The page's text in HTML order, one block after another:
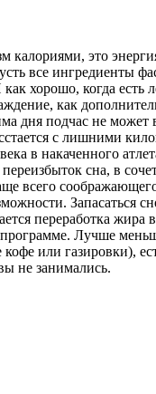
это
все ингредиенты
хорошо, когда есть
как
подчас не может
с лишними
в накаченного
сна, в
всего
Запасаться
переработка жира
Лучше
или газировки),
не занимались.